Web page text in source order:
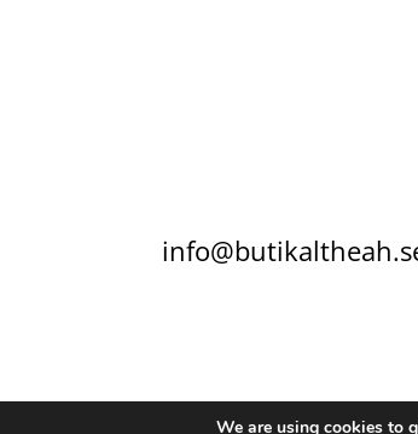
KONTAKT KÖPVILLKOR
We are using cookies to